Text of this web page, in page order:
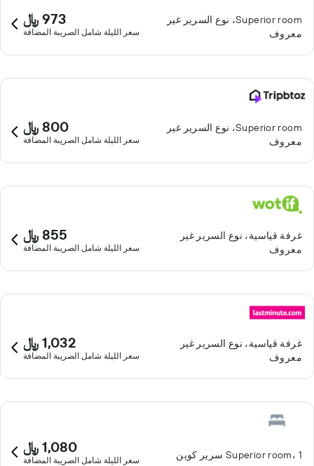
Superior room، نوع السرير غير
معروف
973 ﷼
سعر الليلة شامل الصريبة المضافة
Superior room، نوع السرير غير
معروف
800 ﷼
سعر الليلة شامل الصريبة المضافة
غرفة قياسية، نوع السرير غير
معروف
855 ﷼
سعر الليلة شامل الصريبة المضافة
غرفة قياسية، نوع السرير غير
معروف
1,032 ﷼
سعر الليلة شامل الصريبة المضافة
Superior room، 1 سرير كوين 1,080 ﷼
سعر الليلة شامل الصريبة المضافة